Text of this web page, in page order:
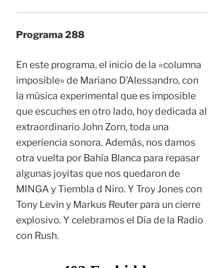
Programa 288
En este programa, el inicio de la «columna
imposible» de Mariano D’Alessandro, con
la música experimental que es imposible
que escuches en otro lado, hoy dedicada al
extraordinario John Zorn, toda una
experiencia sonora. Además, nos damos
otra vuelta por Bahía Blanca para repasar
algunas joyitas que nos quedaron de
MINGA y Tiembla d Niro. Y Troy Jones con
Tony Levin y Markus Reuter para un cierre
explosivo. Y celebramos el Día de la Radio
con Rush.